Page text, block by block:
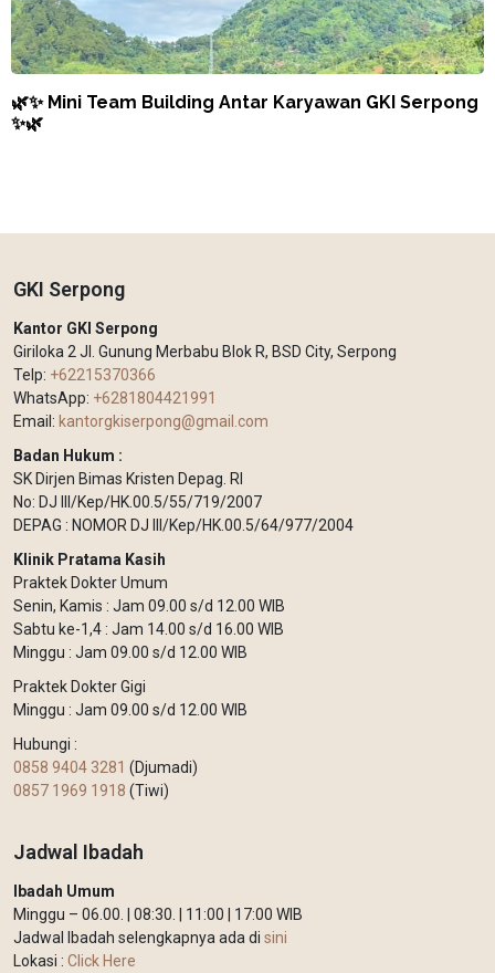
🌿✨ Mini Team Building Antar Karyawan GKI Serpong
✨🌿
GKI Serpong
Kantor GKI Serpong
Giriloka 2 Jl. Gunung Merbabu Blok R, BSD City, Serpong
Telp: +62215370366
WhatsApp: +6281804421991
Email: kantorgkiserpong@gmail.com
Badan Hukum :
SK Dirjen Bimas Kristen Depag. RI
No: DJ III/Kep/HK.00.5/55/719/2007
DEPAG : NOMOR DJ III/Kep/HK.00.5/64/977/2004
Klinik Pratama Kasih
Praktek Dokter Umum
Senin, Kamis : Jam 09.00 s/d 12.00 WIB
Sabtu ke-1,4 : Jam 14.00 s/d 16.00 WIB
Minggu : Jam 09.00 s/d 12.00 WIB
Praktek Dokter Gigi
Minggu : Jam 09.00 s/d 12.00 WIB
Hubungi :
0858 9404 3281 (Djumadi)
0857 1969 1918 (Tiwi)
Jadwal Ibadah
Ibadah Umum
Minggu – 06.00. | 08:30. | 11:00 | 17:00 WIB
Jadwal Ibadah selengkapnya ada di sini
Lokasi : Click Here